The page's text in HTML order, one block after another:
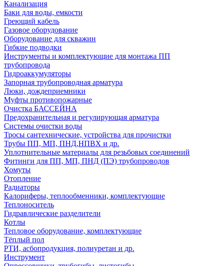
Канализация
Баки для воды, емкости
Греющий кабель
Газовое оборудование
Оборудование для скважин
Гибкие подводки
Инструменты и комплектующие для монтажа ПП
трубопровода
Гидроаккумуляторы
Запорная трубопроводная арматура
Люки, дождеприемники
Муфты противопожарные
Очистка БАССЕЙНА
Предохранительная и регулирующая арматура
Системы очистки воды
Тросы сантехнические, устройства для прочистки
Трубы ПП, МП, ПНД,НПВХ и др.
Уплотнительные материалы для резьбовых соединений
Фитинги для ПП, МП, ПНД (ПЭ) трубопроводов
Хомуты
Отопление
Радиаторы
Калориферы, теплообменники, комплектующие
Теплоноситель
Гидравлические разделители
Котлы
Тепловое оборудование, комплектующие
Тёплый пол
РТИ, асбопродукция, полиуретан и др.
Инструмент